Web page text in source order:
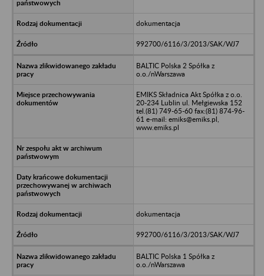
dokumentacja
992700/6116/3/2013/SAK/WJ7
BALTIC Polska 2 Spółka z
o.o./nWarszawa
EMIKS Składnica Akt Spółka z o.o.
20-234 Lublin ul. Mełgiewska 152
tel.(81) 749-65-60 fax:(81) 874-96-
61 e-mail: emiks@emiks.pl,
www.emiks.pl
dokumentacja
992700/6116/3/2013/SAK/WJ7
BALTIC Polska 1 Spółka z
o.o./nWarszawa